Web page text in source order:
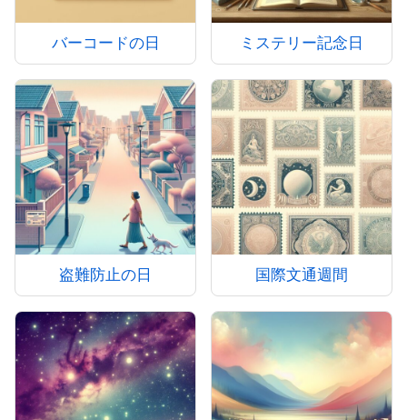
バーコードの日 ミステリー記念日
盗難防止の日 国際文通週間